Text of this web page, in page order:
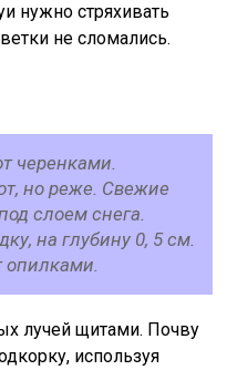
нужно стряхивать
не сломались.
черенками.
но реже. Свежие
слоем снега.
на глубину 0, 5 см.
опилками.
лучей щитами. Почву
используя